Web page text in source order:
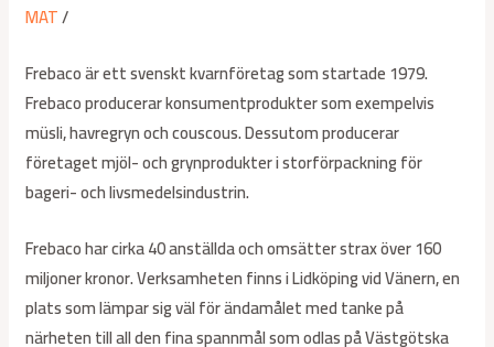
MAT/
Frebaco är ett svenskt kvarnföretag som startade 1979.
Frebaco producerar konsumentprodukter som exempelvis
müsli, havregryn och couscous. Dessutom producerar
företaget mjöl- och grynprodukter i storförpackning för
bageri- och livsmedelsindustrin.
Frebaco har cirka 40 anställda och omsätter strax över 160
miljoner kronor. Verksamheten finns i Lidköping vid Vänern, en
plats som lämpar sig väl för ändamålet med tanke på
närheten till all den fina spannmål som odlas på Västgötska